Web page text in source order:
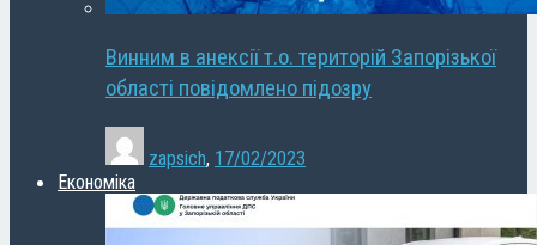
Винним в анексії т.о. територій Запорізької
області повідомлено підозру
zapsich, 17/02/2023
Економіка